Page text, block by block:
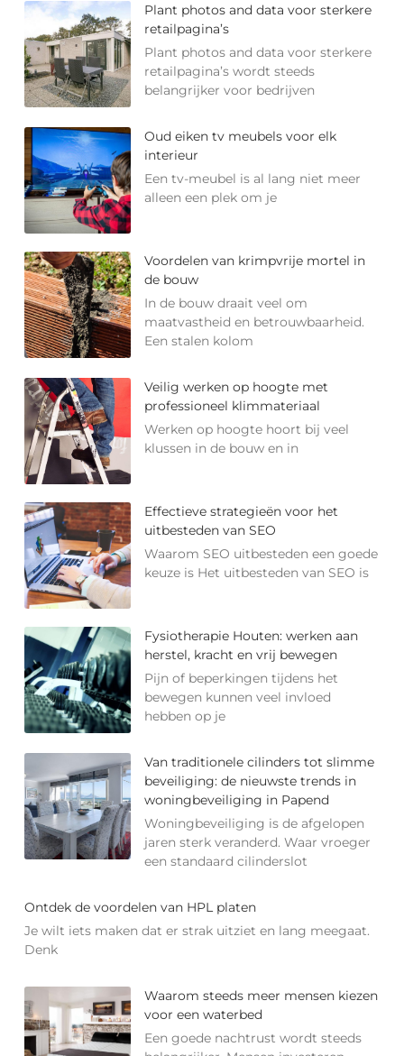
Plant photos and data voor sterkere
retailpagina’s
Plant photos and data voor sterkere
retailpagina’s wordt steeds
belangrijker voor bedrijven
Oud eiken tv meubels voor elk
interieur
Een tv-meubel is al lang niet meer
alleen een plek om je
Voordelen van krimpvrije mortel in
de bouw
In de bouw draait veel om
maatvastheid en betrouwbaarheid.
Een stalen kolom
Veilig werken op hoogte met
professioneel klimmateriaal
Werken op hoogte hoort bij veel
klussen in de bouw en in
Effectieve strategieën voor het
uitbesteden van SEO
Waarom SEO uitbesteden een goede
keuze is Het uitbesteden van SEO is
Fysiotherapie Houten: werken aan
herstel, kracht en vrij bewegen
Pijn of beperkingen tijdens het
bewegen kunnen veel invloed
hebben op je
Van traditionele cilinders tot slimme
beveiliging: de nieuwste trends in
woningbeveiliging in Papend
Woningbeveiliging is de afgelopen
jaren sterk veranderd. Waar vroeger
een standaard cilinderslot
Ontdek de voordelen van HPL platen
Je wilt iets maken dat er strak uitziet en lang meegaat.
Denk
Waarom steeds meer mensen kiezen
voor een waterbed
Een goede nachtrust wordt steeds